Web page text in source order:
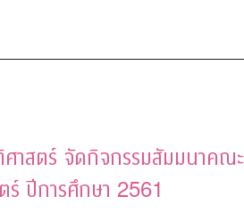
าสตร์ จัดกิจกรรมสัมมนาคณะ
ปีการศึกษา 2561